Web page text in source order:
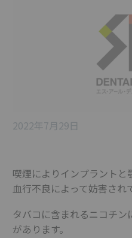
2022年7月29日
喫煙によりインプラントと
血行不良によって妨害され
タバコに含まれるニコチ
があります。